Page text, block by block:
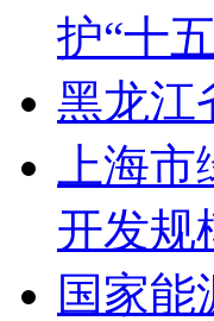
护“十
黑龙江
上海
开发规
国家能